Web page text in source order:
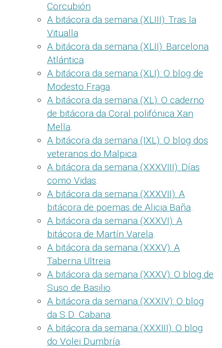
Corcubión
A bitácora da semana (XLIII): Tras la
Vitualla
A bitácora da semana (XLII): Barcelona
Atlántica.
A bitácora da semana (XLI): O blog de
Modesto Fraga.
A bitácora da semana (XL): O caderno
de bitácora da Coral polifónica Xan
Mella.
A bitácora da semana (IXL): O blog dos
veteranos do Malpica.
A bitácora da semana (XXXVIII): Días
como Vidas.
A bitácora da semana (XXXVII): A
bitácora de poemas de Alicia Baña.
A bitácora da semana (XXXVI): A
bitácora de Martín Varela.
A bitácora da semana (XXXV): A
Taberna Ultreia.
A bitácora da semana (XXXV): O blog de
Suso de Basilio.
A bitácora da semana (XXXIV): O blog
da S.D. Cabana.
A bitácora da semana (XXXIII): O blog
do Volei Dumbría.